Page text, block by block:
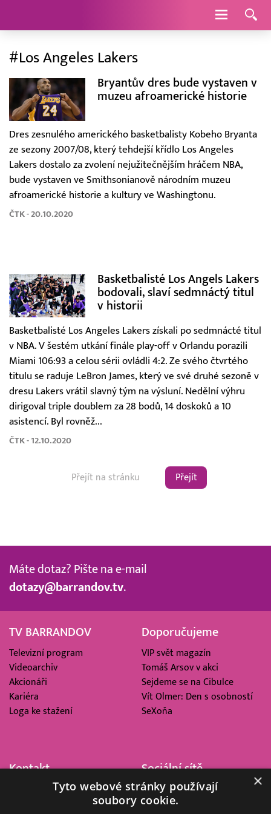
Navigace
#Los Angeles Lakers
Bryantův dres bude vystaven v
muzeu afroamerické historie
Dres zesnulého amerického basketbalisty Kobeho Bryanta
ze sezony 2007/08, který tehdejší křídlo Los Angeles
Lakers dostalo za zvolení nejužitečnějším hráčem NBA,
bude vystaven ve Smithsonianově národním muzeu
afroamerické historie a kultury ve Washingtonu.
ČTK - 20.10.2020
Basketbalisté Los Angels Lakers
bodovali, slaví sedmnáctý titul
v historii
Basketbalisté Los Angeles Lakers získali po sedmnácté titul
v NBA. V šestém utkání finále play-off v Orlandu porazili
Miami 106:93 a celou sérii ovládli 4:2. Ze svého čtvrtého
titulu se raduje LeBron James, který ve své druhé sezoně v
dresu Lakers vrátil slavný tým na výsluní. Nedělní výhru
dirigoval triple doublem za 28 bodů, 14 doskoků a 10
asistencí. Byl rovněž...
ČTK - 12.10.2020
Přejít
Máte dotaz? Pište na e-mail
dotazy@barrandov.tv.
TV BARRANDOV
Televizní program
Videoarchiv
Akcionáři
Kariéra
Loga ke stažení
Doporučujeme
VIP svět magazín
Tomáš Arsov v akci
Sejdeme se na Cibulce
Vít Olmer: Den s osobností
SeXoňa
Kontakt
Barrandov Televizní Studio,
Sociální sítě
×
Tyto webové stránky používají
soubory cookie.